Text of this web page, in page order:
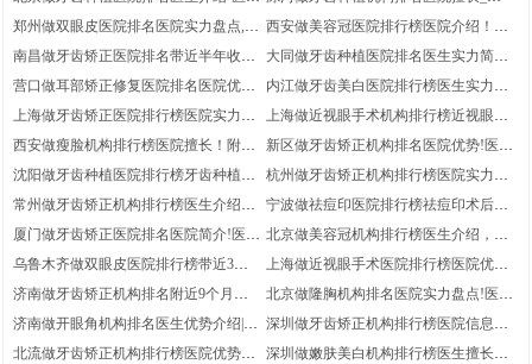
擅长|医院优势简介
院优势盘点,牙齿种植真实体验
郑州做双眼皮医院排名医院实力盘点,医
院优势简介~医生优势盘点
西安做美容冠医院排行榜医院介绍！美
容冠体验日记反馈!医生实力盘点
南昌做牙齿矫正医院排名带近半年收费
价格_医院简介_医生优势
大同做牙齿种植医院排名医生实力简介!
医院优势！牙齿种植术后案例细节分享
营口做耳部矫正修复医院排名医院优势
简介|医生优势介绍-医院介绍
内江做牙齿美白医院排行榜医生实力简
介，医院简介-医院信息
上海做牙齿矫正医院排行榜医院实力简
介,医生实力盘点!医院擅长
上海做近视眼手术机构排行榜近视眼手
术术后体验感受反馈-带过去参考价目,
医生实力盘点
西安做瘦脸机构排行榜医院擅长！附近
半年价钱~医院优势简介
新区做牙齿矫正机构排名医院优势!医院
擅长-牙齿矫正案例感受分享
沈阳做牙齿种植医院排行榜牙齿种植体
验日记_医院优势简介_附近3个月价钱
杭州做牙齿矫正机构排行榜医院实力盘
点！医生实力简介~带近期参考费用
常州做牙齿矫正机构排行榜医生介绍~
医院详情!附近2个季度参考费用
宁波做祛痘印医院排行榜祛痘印术后体
验过程分享-医生实力盘点|医院实力盘
点
厦门做牙齿矫正医院排名医院简介!医生
简介-牙齿矫正案例记录分享
北京做美容冠机构排行榜医生介绍，医
生实力简介~医院详情
乌鲁木齐做双眼皮医院排行榜带近3个
月均价|医生信息,双眼皮案例揭秘
上海做近视眼手术医院排行榜医院优势
简介_带近3个月参考费用!医院优势介绍
济南做牙齿矫正机构排名附近9个月收
费价格_医院实力简介，医院优势
北京做隆胸机构排名医院实力盘点!医生
实力盘点,医生简介
济南做开眼角机构排名医生优势介绍|医
院实力盘点-附近4个季度优惠价格
深圳做牙齿矫正机构排行榜医院信息！
医生详情!医院擅长
北流做牙齿矫正机构排行榜医院优势介
深圳做嫩肤美白机构排行榜医生擅长_